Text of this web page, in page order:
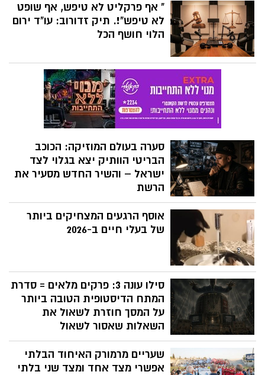
" אף פרקליט לא טיפש, אף שופט
לא טיפש"!. תיק זדורוב: עו"ד ירום
הלוי חושף הכל
סערה בעולם המוזיקה: הכוכב
הבריטי הוותיק יצא בגלוי לצד
ישראל – והשיר החדש מסעיר את
הרשת
מי שהיה אליל נעורים בשנות השמונים ושיתף
פעולה עם מתופף יהודי חוטף חיצים מורעלים
של ביקורת לאחר ששחרר סינגל חדש שמזכיר
אוסף הרגעים המצחיקים ביותר
של בעלי חיים ב-2026
סילו עונה 3: פרקים מלאים = סדרת
המתח הדיסטופית הטובה ביותר
על המסך חוזרת לשאול את
השאלות שאסור לשאול
זו לא רק סדרת על עולם דיסטופי עתידני,
מאחורי עלילת הסדרה - סילו - מסתתרת
גרסה מתוחכמת, מותחת וקצבית ומתוחכמת
שעריים מרמורק האיחוד הבלתי
אפשרי מצד אחד ומצד שני בלתי